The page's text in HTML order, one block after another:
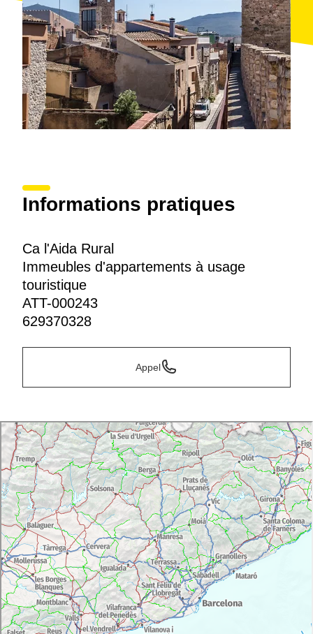
Informations pratiques
Ca l'Aida Rural
Immeubles d'appartements à usage
touristique
ATT-000243
629370328
Appel